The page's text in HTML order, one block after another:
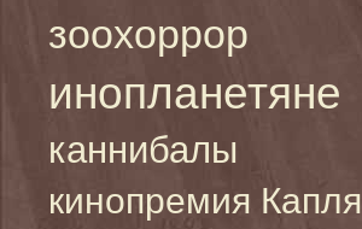
зоохоррор
инопланетяне
каннибалы
кинопремия Капля